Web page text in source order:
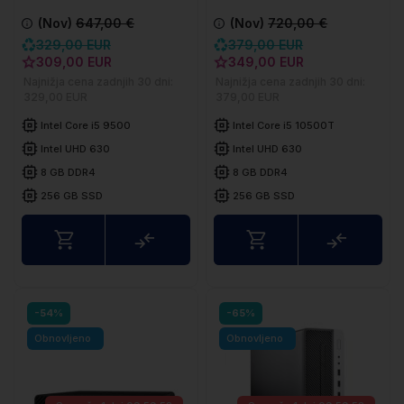
(Nov) 647,00 €
329,00 EUR
309,00 EUR
Intel Core i5 9500
Intel UHD 630
8 GB DDR4
256 GB SSD
(Nov)720,00 €
379,00 EUR
349,00 EUR
Intel Core i5 10500T
Intel UHD 630
8 GB DDR4
256 GB SSD
-54%
Obnovljeno
-65%
Obnovljeno